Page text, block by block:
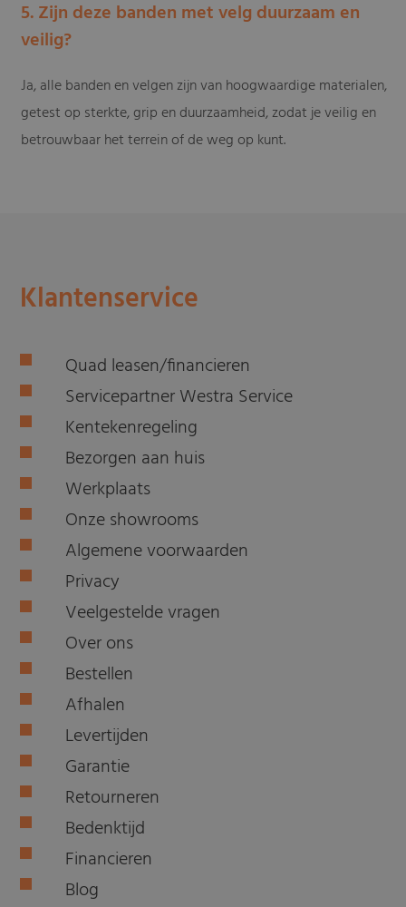
5. Zijn deze banden met velg duurzaam en
veilig?
Ja, alle banden en velgen zijn van hoogwaardige materialen,
getest op sterkte, grip en duurzaamheid, zodat je veilig en
betrouwbaar het terrein of de weg op kunt.
Klantenservice
Quad leasen/financieren
Servicepartner Westra Service
Kentekenregeling
Bezorgen aan huis
Werkplaats
Onze showrooms
Algemene voorwaarden
Privacy
Veelgestelde vragen
Over ons
Bestellen
Afhalen
Levertijden
Garantie
Retourneren
Bedenktijd
Financieren
Blog